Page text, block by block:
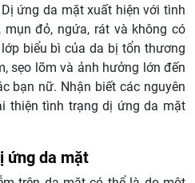
ứng da mặt xuất hiện với tình
đỏ, ngứa, rát và không có
biểu bì của da bị tổn thương
sẹo lõm và ảnh hưởng lớn đến
bạn nữ. Nhận biết các nguyên
thiện tình trạng dị ứng da mặt
ứng da mặt